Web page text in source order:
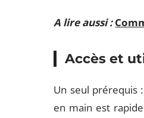
A lire aussi :
Accès et
Un seul prérequis
en main est